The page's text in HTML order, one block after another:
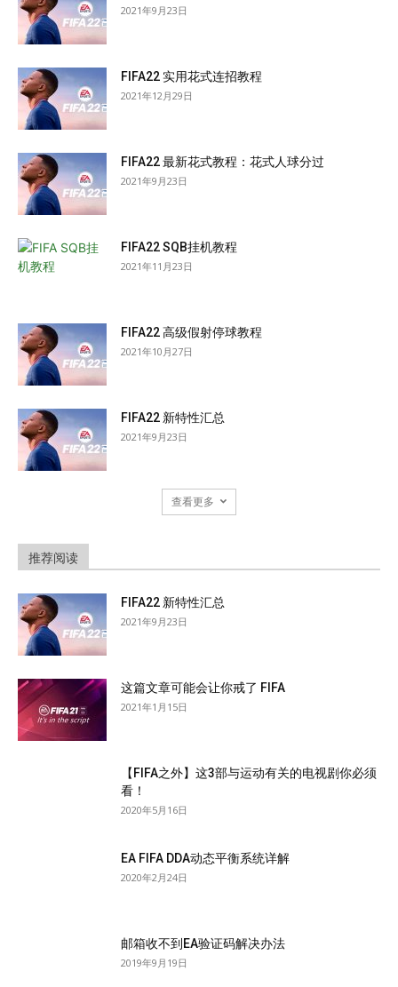
2021年9月23日
FIFA22 实用花式连招教程
2021年12月29日
FIFA22 最新花式教程：花式人球分过
2021年9月23日
FIFA22 SQB挂机教程
2021年11月23日
FIFA22 高级假射停球教程
2021年10月27日
FIFA22 新特性汇总
2021年9月23日
查看更多
推荐阅读
FIFA22 新特性汇总
2021年9月23日
这篇文章可能会让你戒了 FIFA
2021年1月15日
【FIFA之外】这3部与运动有关的电视剧你必须
看！
2020年5月16日
EA FIFA DDA动态平衡系统详解
2020年2月24日
邮箱收不到EA验证码解决办法
2019年9月19日